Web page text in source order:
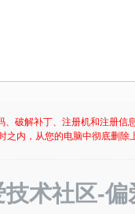
破解补丁、注册机和注册
之内，从您的电脑中彻底删
技术社区-